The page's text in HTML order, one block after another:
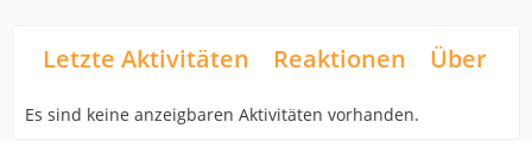
Letzte Aktivitäten Reaktionen Über
Es sind keine anzeigbaren Aktivitäten vorhanden.